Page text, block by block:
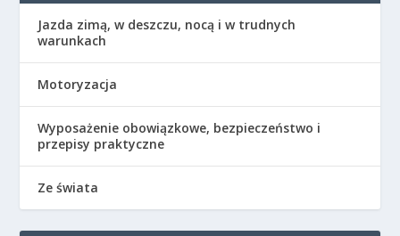
Jazda zimą, w deszczu, nocą i w trudnych
warunkach
Motoryzacja
Wyposażenie obowiązkowe, bezpieczeństwo i
przepisy praktyczne
Ze świata